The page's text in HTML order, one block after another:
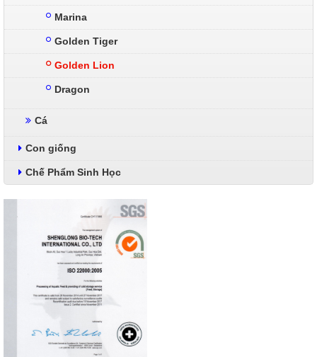
Marina
Golden Tiger
Golden Lion
Dragon
Cá
Con giống
Chế Phẩm Sinh Học